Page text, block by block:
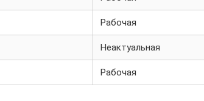
Рабочая
Неактуальная
Рабочая